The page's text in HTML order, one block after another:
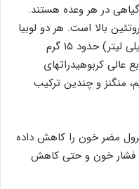
گیاهی در هر وعده هستند.
بالا است. هر دو لوبیا
و نخود در هر فنجان پخته شده (۲۴۰ میلی لیتر) حدود ۱۵ گرم
عالی کربوهیدراتهای
منگنز و چندین ترکیب
مضر خون را کاهش داده
فشار خون و حتی کاهش